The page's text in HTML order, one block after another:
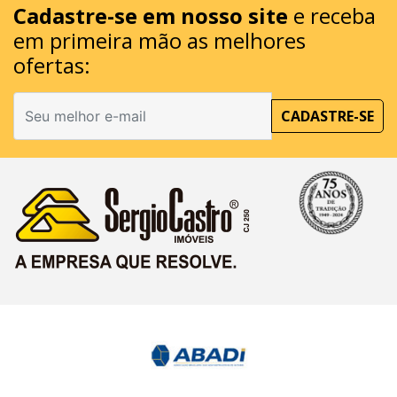
Cadastre-se em nosso site e receba
em primeira mão as melhores
ofertas:
CADASTRE-SE